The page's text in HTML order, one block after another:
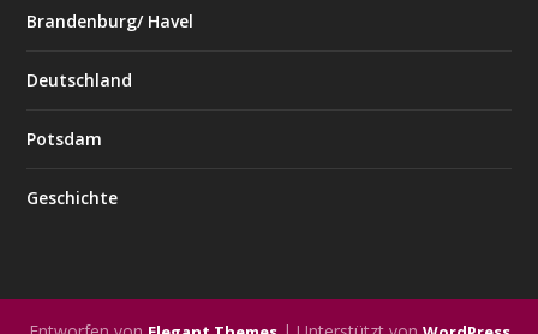
Brandenburg/ Havel
Deutschland
Potsdam
Geschichte